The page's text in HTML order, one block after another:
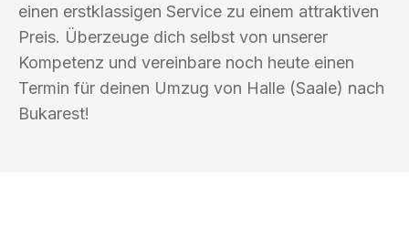
einen erstklassigen Service zu einem attraktiven
Preis. Überzeuge dich selbst von unserer
Kompetenz und vereinbare noch heute einen
Termin für deinen Umzug von Halle (Saale) nach
Bukarest!